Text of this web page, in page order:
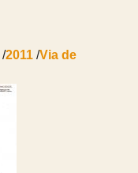
/2011 /Via de